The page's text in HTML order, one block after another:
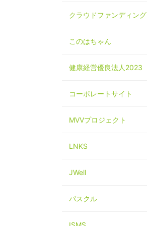
クラウドファンディング
このはちゃん
健康経営優良法人2023
コーポレートサイト
MVVプロジェクト
LNKS
JWell
パスクル